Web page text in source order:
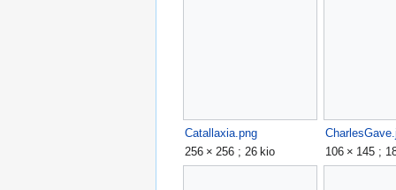
Catallaxia.png
256 × 256 ; 26 kio
106 × 145 ;